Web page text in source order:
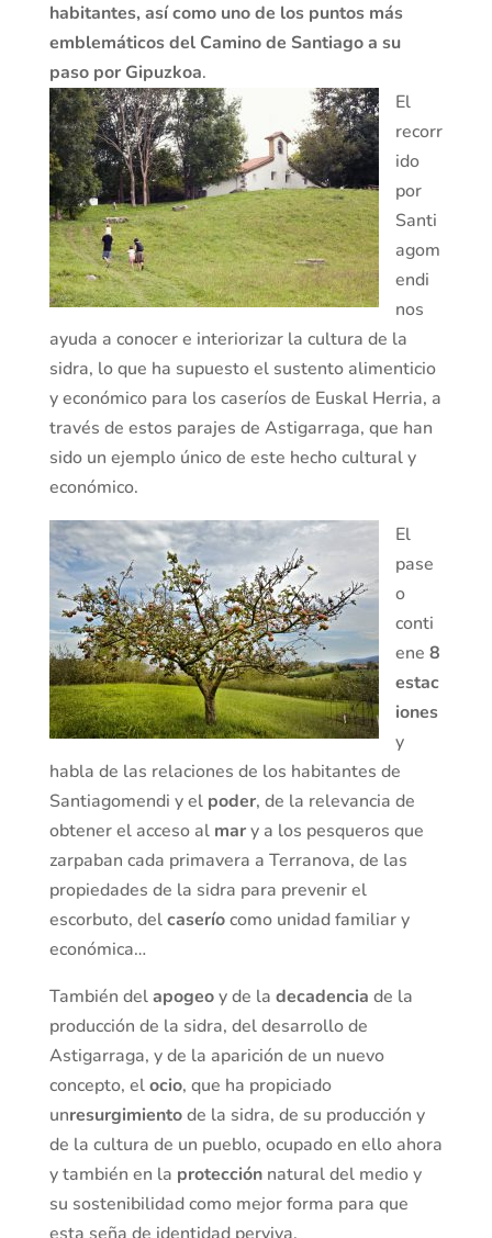
habitantes, así como uno de los puntos más
emblemáticos del Camino de Santiago a su
paso por Gipuzkoa.
El
recorr
ido
por
Santi
agom
endi
nos
ayuda a conocer e interiorizar la cultura de la
sidra, lo que ha supuesto el sustento alimenticio
y económico para los caseríos de Euskal Herria, a
través de estos parajes de Astigarraga, que han
sido un ejemplo único de este hecho cultural y
económico.
El
pase
o
conti
ene 8
estac
iones
y
habla de las relaciones de los habitantes de
Santiagomendi y el poder, de la relevancia de
obtener el acceso al mary a los pesqueros que
zarpaban cada primavera a Terranova, de las
propiedades de la sidra para prevenir el
escorbuto, delcaseríocomo unidad familiar y
económica…
También delapogeoy de la decadencia de la
producción de la sidra, del desarrollo de
Astigarraga, y de la aparición de un nuevo
concepto, elocio, que ha propiciado
unresurgimientode la sidra, de su producción y
de la cultura de un pueblo, ocupado en ello ahora
y también en la protecciónnatural del medio y
su sostenibilidad como mejor forma para que